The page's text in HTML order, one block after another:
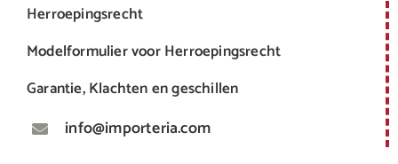
Herroepingsrecht
Modelformulier voor Herroepingsrecht
Garantie, Klachten en geschillen
info@importeria.com